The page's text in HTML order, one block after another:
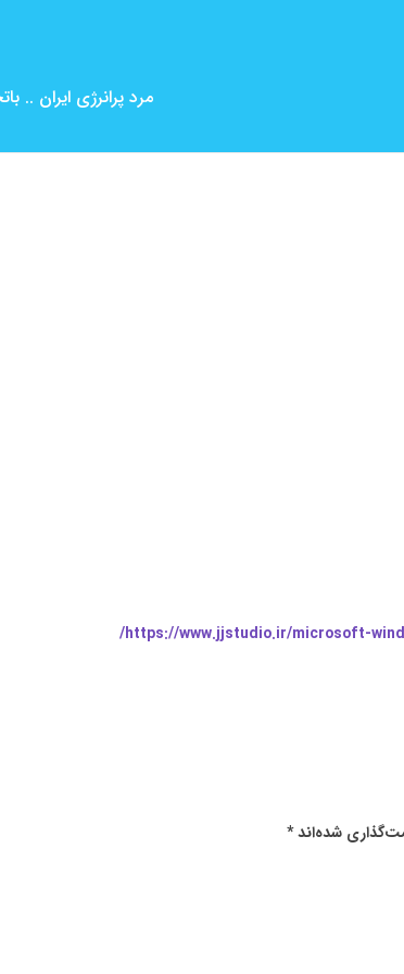
مرد پرانرژی ایران ..
https://www.jjstudio.ir/microsoft-
شده‌اند*